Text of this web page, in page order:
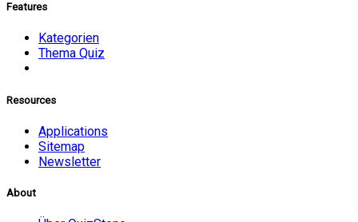
Features
Kategorien
Thema Quiz
Resources
Applications
Sitemap
Newsletter
About